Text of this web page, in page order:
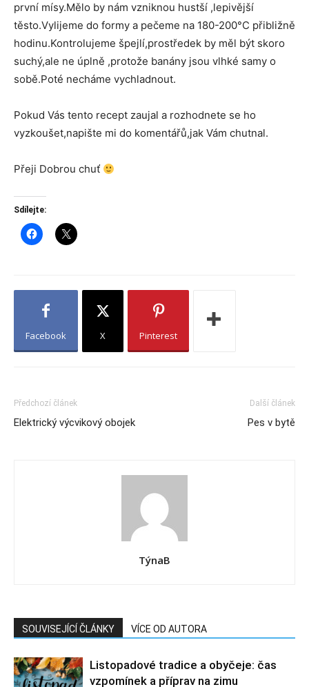
první mísy.Mělo by nám vzniknou hustší ,lepivější
těsto.Vylijeme do formy a pečeme na 180-200°C přibližně
hodinu.Kontrolujeme špejlí,prostředek by měl být skoro
suchý,ale ne úplně ,protože banány jsou vlhké samy o
sobě.Poté necháme vychladnout.
Pokud Vás tento recept zaujal a rozhodnete se ho
vyzkoušet,napište mi do komentářů,jak Vám chutnal.
Přeji Dobrou chuť
Sdílejte:
Facebook X Pinterest
Předchozí článek
Elektrický výcvikový obojek
Další článek
Pes v bytě
TýnaB
SOUVISEJÍCÍ ČLÁNKY VÍCE OD AUTORA
Listopadové tradice a obyčeje: čas
vzpomínek a příprav na zimu